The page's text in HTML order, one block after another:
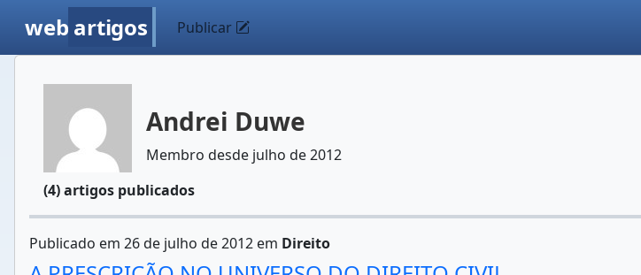
web artigos Publicar
Andrei Duwe
Membro desde julho de 2012
(4) artigos publicados
Publicado em 26 de julho de 2012 em Direito